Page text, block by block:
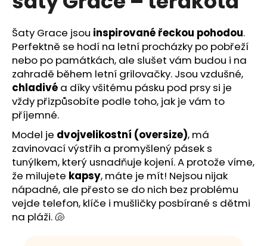
z
hvězdiček.
Šaty Grace jsou inspirované řeckou pohodou.
Perfektně se hodí na letní procházky po pobřeží
nebo po památkách, ale slušet vám budou i na
zahradě během letní grilovačky. Jsou vzdušné,
chladivé a díky všitému pásku pod prsy si je
vždy přizpůsobíte podle toho, jak je vám to
příjemné.
Model je dvojvelikostní (oversize), má
zavinovací výstřih a promyšlený pásek s
tunýlkem, který usnadňuje kojení. A protože víme,
že milujete kapsy, máte je mít! Nejsou nijak
nápadné, ale přesto se do nich bez problému
vejde telefon, klíče i mušličky posbírané s dětmi
na pláži. 🐚
j
e
m
e